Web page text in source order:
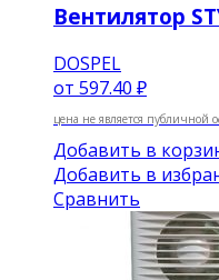
Вентилятор
DOSPEL
от 597.40 ₽
цена не является публичной
Добавить в
Добавить в
Сравнить